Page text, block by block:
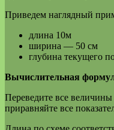
Приведем наглядный
длина 10м
ширина — 50 см
глубина текущего
Вычислительная
Переведите все
приравняйте все